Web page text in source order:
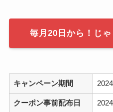
毎月20日から！じ
キャンペーン期間
クーポン事前配布日